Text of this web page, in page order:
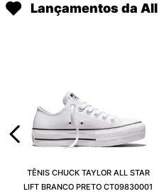
Lançamentos da
TÊNIS CHUCK TAYLOR ALL STAR
LIFT BRANCO PRETO CT09830001